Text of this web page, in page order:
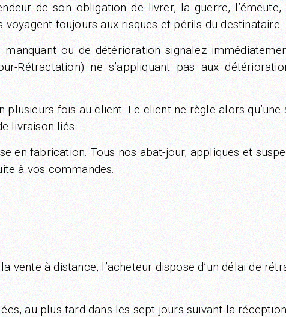
de son obligation de livrer, la guerre, l’émeute,
toujours aux risques et périls du destinataire
ou de détérioration signalez
Rétractation) ne s’appliquant pas aux
fois au client. Le client ne règle alors
livraison liés.
en fabrication. Tous nos abat-jour, appliques et
à vos commandes.
à distance, l’acheteur dispose d’un délai de
au plus tard dans les sept jours suivant la